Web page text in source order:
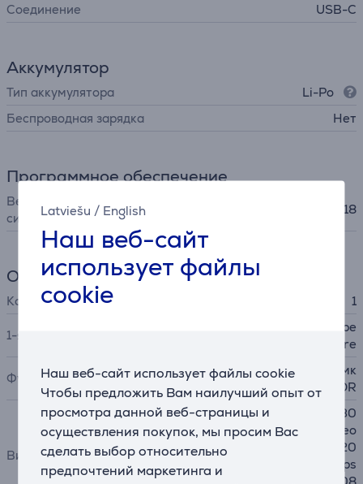
Latviešu / English
Наш веб-сайт
использует файлы
cookie
Наш веб-сайт использует файлы cookie
Чтобы предложить Вам наилучший опыт от
просмотра данной веб-страницы и
осуществления покупок, мы просим Вас
сделать выбор относительно
предпочтений маркетинга и
Соединение USB-C
Аккумулятор
Тип аккумулятора
Li-Po
Беспроводная зарядка
Нет
Программное обеспечение
Версия операционной
системы
iPadOS 18
Основная камера
Количество задних камер 1
1-я камера
12MP Wide camera, ƒ/1.8 ape
rture
Функции
Панорама, Серийная съемк
а, HDR
Видео
4K video @ 24 fps, 25 fps, 30
fps, 60 fps 1080p HD video
@ 25 fps, 30 fps, 60 fps 720
p HD video @ 30 fps, 60 fps
Slo‑mo video support for 108